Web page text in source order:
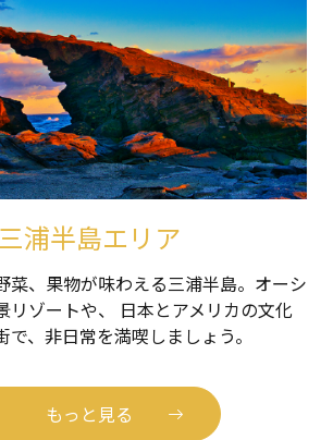
三浦半島エリア
菜、果物が味わえる三浦半島。オーシ
リゾートや、 日本とアメリカの文化
、非日常を満喫しましょう。
もっと見る